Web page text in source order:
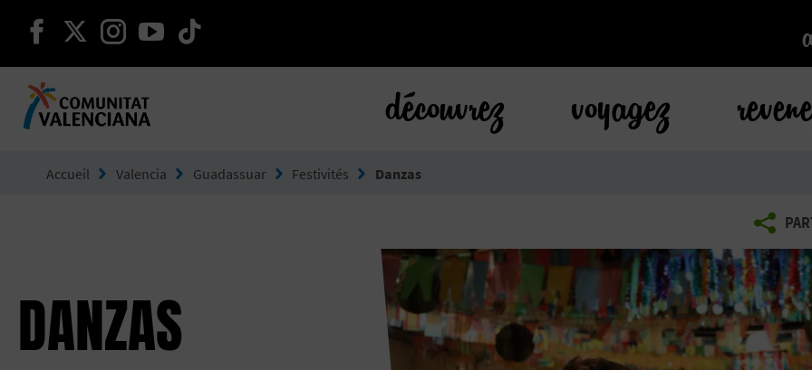
continuer sur facebook
continuer sur twitter
continuer sur instagram
continuer sur youtube
découvrez voyagez
Accueil Valencia Guadassuar Festivités Danzas
DANZAS